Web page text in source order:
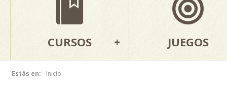
CURSOS JUEGOS
Estás en:
Se encuentra usted aquí
Inicio